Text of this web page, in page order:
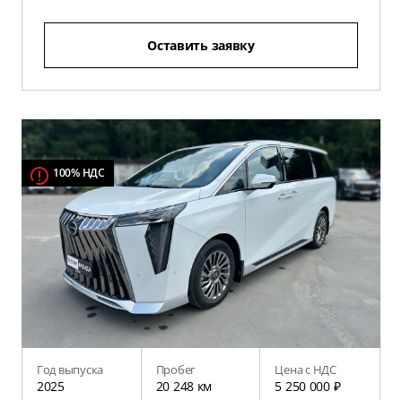
Оставить заявку
100% НДС
Год выпуска
2025
Пробег
20 248 км
Цена с НДС
5 250 000 ₽